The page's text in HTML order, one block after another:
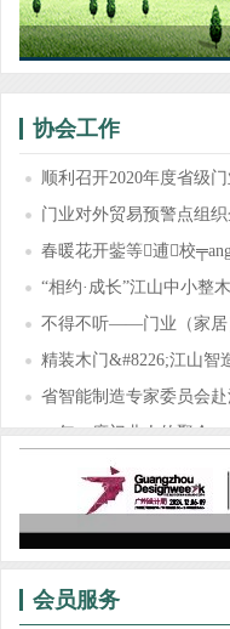
协会工作
顺利召开2020年度省级
门业对外贸易预警点组织
春暖花开鈭等逋校
“相约·成长”江山中小整
不得不听——门业（家居
精装木门&#8226;江山智
省智能制造专家委员会
一年一度门业人的聚会
锦庭装饰×江山门协，为
会员服务